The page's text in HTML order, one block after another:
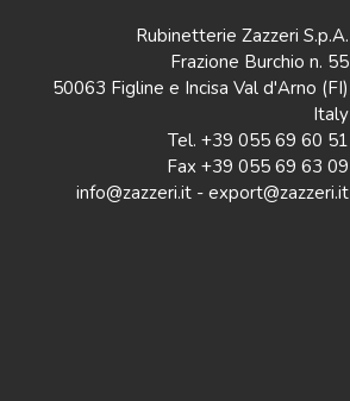
Rubinetterie Zazzeri S.p.A.
Frazione Burchio n. 55
50063 Figline e Incisa Val d'Arno (FI)
Italy
Tel. +39 055 69 60 51
Fax +39 055 69 63 09
info@zazzeri.it - export@zazzeri.it